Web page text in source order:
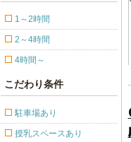
1～2時間
2～4時間
4時間～
こだわり条件
駐車場あり
授乳スペースあり